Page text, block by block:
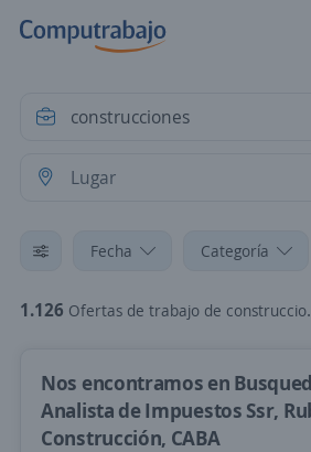
Fecha Categoría
1.126 Ofertas de trabajo de construcciones
Nos encontramos en
Analista de Impuestos Ssr,
Construcción, CABA